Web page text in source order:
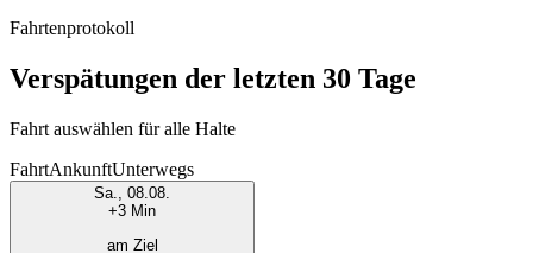
Fahrtenprotokoll
Verspätungen der letzten 30 Tage
Fahrt auswählen für alle Halte
FahrtAnkunftUnterwegs
Sa., 08.08.
+3 Min
am Ziel